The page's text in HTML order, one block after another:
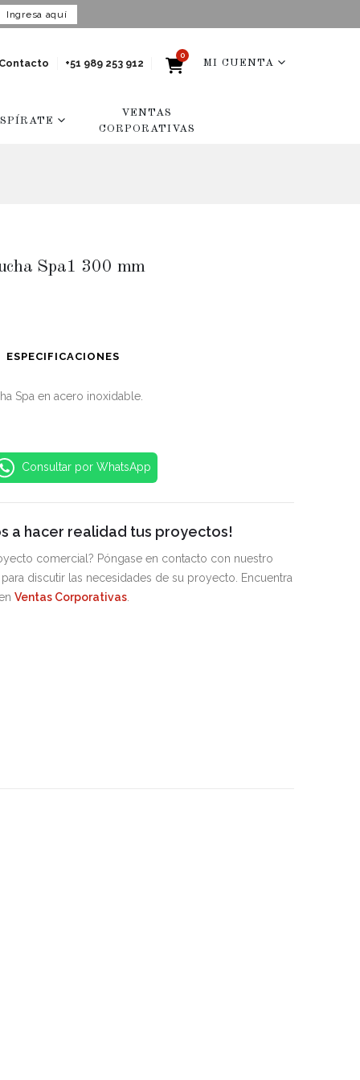
Ingresa aquí
+51 989 253 912
0
MI CUENTA
VENTAS
CORPORATIVAS
Spa1 300 mm
ESPECIFICACIONES
Spa en acero inoxidable.
Consultar por WhatsApp
a hacer realidad tus proyectos!
comercial? Póngase en contacto con nuestro
discutir las necesidades de su proyecto. Encuentra
Ventas Corporativas.